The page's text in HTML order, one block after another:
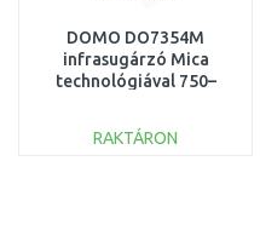
DOMO DO7354M
infrasugárzó Mica
technológiával 750–
RAKTÁRON